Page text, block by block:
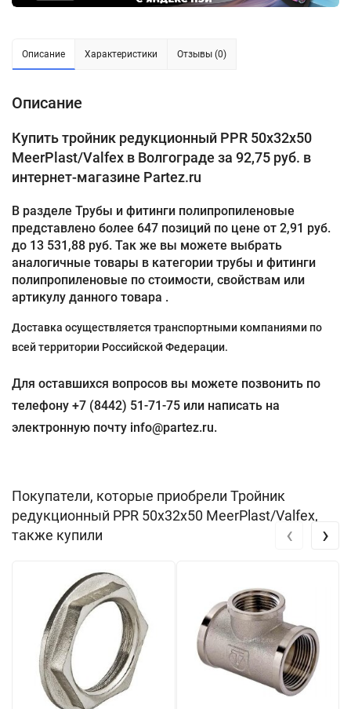
Описание Характеристики Отзывы (0)
Описание
Купить тройник редукционный PPR 50х32х50
MeerPlast/Valfex в Волгограде за 92,75 руб. в
интернет-магазине Partez.ru
В разделе Трубы и фитинги полипропиленовые
представлено более 647 позиций по цене от 2,91 руб.
до 13 531,88 руб. Так же вы можете выбрать
аналогичные товары в категории трубы и фитинги
полипропиленовые по стоимости, свойствам или
артикулу данного товара .
Доставка осуществляется транспортными компаниями по
всей территории Российской Федерации.
Для оставшихся вопросов вы можете позвонить по
телефону +7 (8442) 51-71-75 или написать на
электронную почту info@partez.ru.
Покупатели, которые приобрели Тройник
редукционный PPR 50х32х50 MeerPlast/Valfex,
также купили
‹ ›